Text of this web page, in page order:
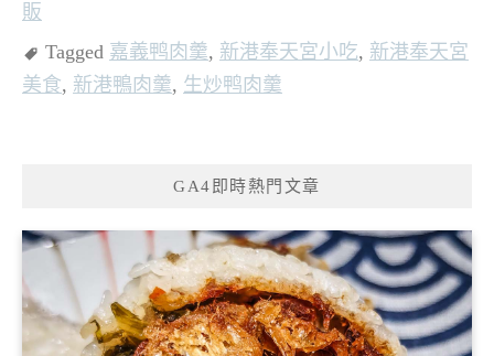
販
Tagged 嘉義鸭肉羹, 新港奉天宮小吃, 新港奉天宮
美食, 新港鴨肉羹, 生炒鸭肉羹
GA4即時熱門文章